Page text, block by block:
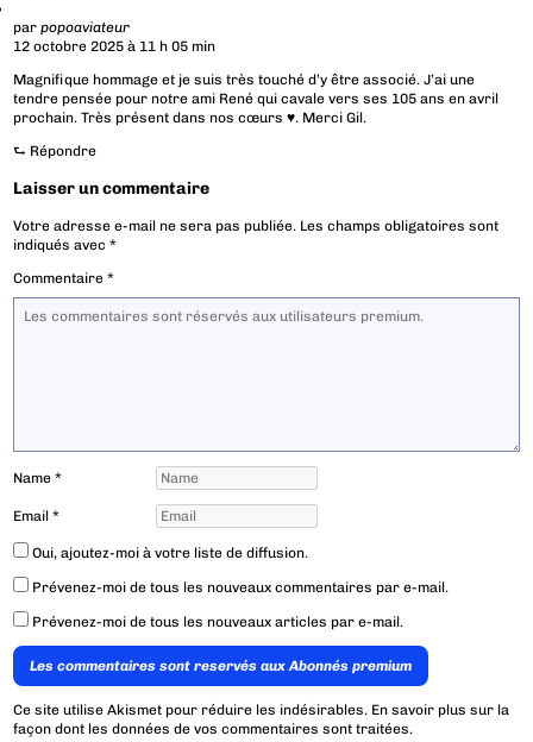
parpopoaviateur
12 octobre 2025 à 11 h 05 min
Magnifique hommage et je suis très touché d’y être associé. J’ai une
tendre pensée pour notre ami René qui cavale vers ses 105 ans en avril
prochain. Très présent dans nos cœurs ♥️. Merci Gil.
⮑ Répondre
Laisser un commentaire
Votre adresse e-mail ne sera pas publiée. Les champs obligatoires sont
indiqués avec*
Commentaire*
Name*
Email*
Oui, ajoutez-moi à votre liste de diffusion.
Prévenez-moi de tous les nouveaux commentaires par e-mail.
Prévenez-moi de tous les nouveaux articles par e-mail.
Les commentaires sont reservés aux Abonnés premium
Ce site utilise Akismet pour réduire les indésirables. En savoir plus sur la
façon dont les données de vos commentaires sont traitées.